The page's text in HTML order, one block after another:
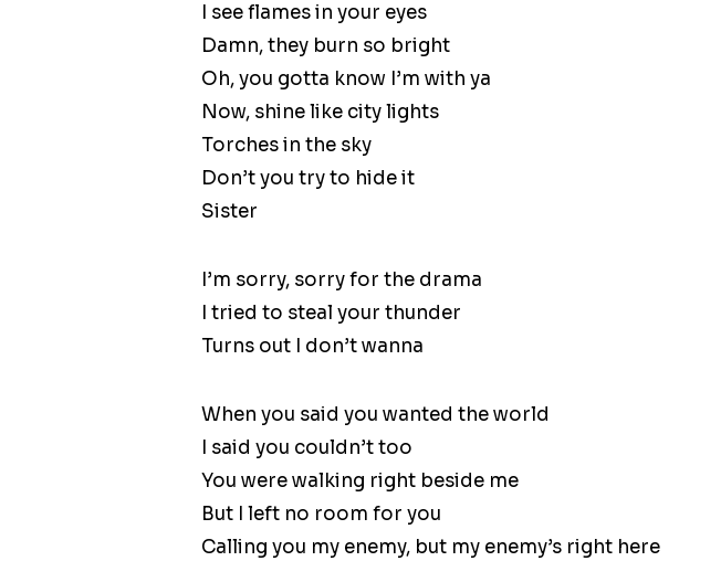
I see flames in your eyes
Damn, they burn so bright
Oh, you gotta know I’m with ya
Now, shine like city lights
Torches in the sky
Don’t you try to hide it
Sister
I’m sorry, sorry for the drama
I tried to steal your thunder
Turns out I don’t wanna
When you said you wanted the world
I said you couldn’t too
You were walking right beside me
But I left no room for you
Calling you my enemy, but my enemy’s right here